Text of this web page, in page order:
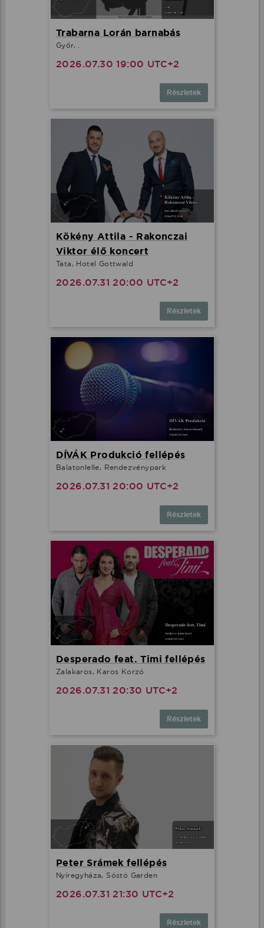
Trabarna Lorán barnabás
Győr, .
2026.07.30 19:00 UTC+2
Részletek
Kökény Attila - Rakonczai
Viktor élő koncert
Tata, Hotel Gottwald
2026.07.31 20:00 UTC+2
Részletek
DÍVÁK Produkció fellépés
Balatonlelle, Rendezvénypark
2026.07.31 20:00 UTC+2
Részletek
Desperado feat. Timi fellépés
Zalakaros, Karos Korzó
2026.07.31 20:30 UTC+2
Részletek
Peter Srámek fellépés
Nyíregyháza, Sóstó Garden
2026.07.31 21:30 UTC+2
Részletek